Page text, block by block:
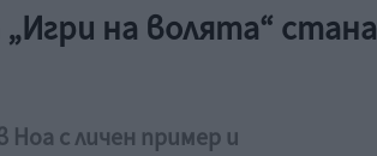
на волята“ стана
с личен пример и